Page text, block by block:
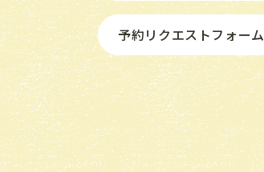
予約リクエストフォーム